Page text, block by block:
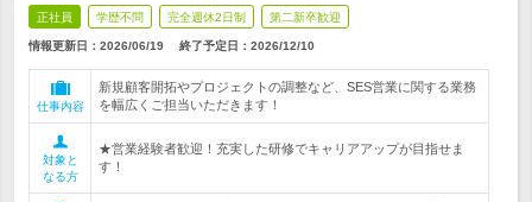
正社員 学歴不問 完全週休2日制 第二新卒歓迎
情報更新日：2026/06/19 終了予定日： 2026/12/10
仕事内容
新規顧客開拓やプロジェクトの調整など、SES営業に関する業務
を幅広くご担当いただきます！
対象と
なる方
★営業経験者歓迎！充実した研修でキャリアアップが目指せま
す！